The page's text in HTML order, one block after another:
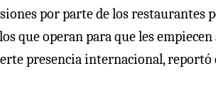
por parte de los restaurantes
que operan para que les
presencia internacional, reportó